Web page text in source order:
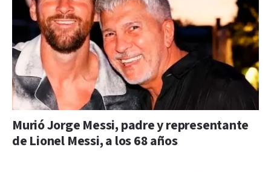
Murió Jorge Messi, padre y representante
de Lionel Messi, a los 68 años